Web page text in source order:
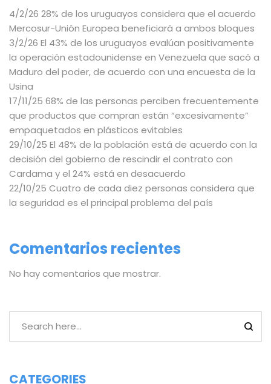
4/2/26 28% de los uruguayos considera que el acuerdo
Mercosur-Unión Europea beneficiará a ambos bloques
3/2/26 El 43% de los uruguayos evalúan positivamente
la operación estadounidense en Venezuela que sacó a
Maduro del poder, de acuerdo con una encuesta de la
Usina
17/11/25 68% de las personas perciben frecuentemente
que productos que compran están “excesivamente”
empaquetados en plásticos evitables
29/10/25 El 48% de la población está de acuerdo con la
decisión del gobierno de rescindir el contrato con
Cardama y el 24% está en desacuerdo
22/10/25 Cuatro de cada diez personas considera que
la seguridad es el principal problema del país
Comentarios recientes
No hay comentarios que mostrar.
CATEGORIES